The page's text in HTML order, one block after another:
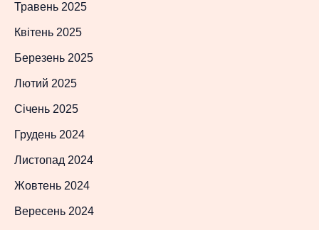
Травень 2025
Квітень 2025
Березень 2025
Лютий 2025
Січень 2025
Грудень 2024
Листопад 2024
Жовтень 2024
Вересень 2024